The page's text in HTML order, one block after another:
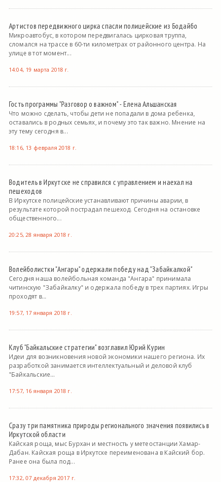
Артистов передвижного цирка спасли полицейские из Бодайбо
Микроавтобус, в котором передвигалась цирковая труппа,
сломался на трассе в 60-ти километрах от районного центра. На
улице в тот момент...
14:04, 19 марта 2018 г.
Гость программы "Разговор о важном" - Елена Альшанская
Что можно сделать, чтобы дети не попадали в дома ребенка,
оставались в родных семьях, и почему это так важно. Мнение на
эту тему сегодня в...
18:16, 13 февраля 2018 г.
Водитель в Иркутске не справился с управлением и наехал на
пешеходов
В Иркутске полицейские устанавливают причины аварии, в
результате которой пострадал пешеход. Сегодня на остановке
общественного...
20:25, 28 января 2018 г.
Волейболистки "Ангары" одержали победу над "Забайкалкой"
Сегодня наша волейбольная команда "Ангара" принимала
читинскую "Забайкалку" и одержала победу в трех партиях. Игры
проходят в...
19:57, 17 января 2018 г.
Клуб "Байкальские стратегии" возглавил Юрий Курин
Идеи для возникновения новой экономики нашего региона. Их
разработкой занимается интеллектуальный и деловой клуб
"Байкальские...
17:57, 16 января 2018 г.
Сразу три памятника природы регионального значения появились в
Иркутской области
Кайская роща, мыс Бурхан и местность у метеостанции Хамар-
Дабан. Кайская роща в Иркутске переименована в Кайский бор.
Ранее она была под...
17:32, 07 декабря 2017 г.